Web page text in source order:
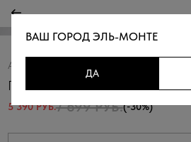
Артикул:
Платье-рубашка изо льна
5 390 РУБ.7 699 РУБ.(-30%)
ВАШ ГОРОДЭЛЬ-МОНТЕ
ДА